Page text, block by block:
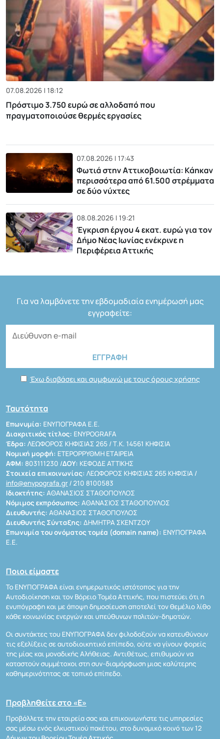
07.08.2026 | 18:12
Πρόστιμο 3.750 ευρώ σε αλλοδαπό που
πραγματοποιούσε θερμές εργασίες
07.08.2026 | 17:43
Φωτιά στην Αττικοβοιωτία: Kάηκαν
περισσότερα από 61.500 στρέμματα
σε δύο νύχτες
08.08.2026 | 19:21
Έγκριση έργου 4 εκατ. ευρώ για τον
Δήμο Νέας Ιωνίας ενέκρινε η
Περιφέρεια Αττικής
Για να λαμβάνετε την εβδομαδιαία ενημέρωσή μας
εγγραφείτε:
Έχω διαβάσει και συμφωνώ με τους όρους χρήσης
Ταυτότητα
Επωνυμία: ΕΝΥΠΟΓΡΑΦΑ Ε.Ε.
Διακριτικός τίτλος: ENYPOGRAFA
Έδρα: ΛΕΩΦΟΡΟΣ ΚΗΦΙΣΙΑΣ 265 / Τ.Κ. 14561 ΚΗΦΙΣΙΑ
Νομική μορφή: ΕΤΕΡΟΡΡΥΘΜΗ ΕΤΑΙΡΕΙΑ
ΑΦΜ: 803111230 /ΔΟΥ: ΚΕΦΟΔΕ ΑΤΤΙΚΗΣ
Στοιχεία επικοινωνίας: ΛΕΩΦΟΡΟΣ ΚΗΦΙΣΙΑΣ 265 ΚΗΦΙΣΙΑ /
info@enypografa.gr / 210 8100583
Ιδιοκτήτης: ΑΘΑΝΑΣΙΟΣ ΣΤΑΘΟΠΟΥΛΟΣ
Νόμιμος εκπρόσωπος: ΑΘΑΝΑΣΙΟΣ ΣΤΑΘΟΠΟΥΛΟΣ
Διευθυντής: ΑΘΑΝΑΣΙΟΣ ΣΤΑΘΟΠΟΥΛΟΣ
Διευθυντής Σύνταξης: ΔΗΜΗΤΡΑ ΣΚΕΝΤΖΟΥ
Επωνυμία του ονόματος τομέα (domain name): ΕΝΥΠΟΓΡΑΦΑ
Ε.Ε.
Ποιοι είμαστε
Το ΕΝΥΠΟΓΡΑΦΑ είναι ενημερωτικός ιστότοπος για την
Αυτοδιοίκηση και τον Βόρειο Τομέα Αττικής, που πιστεύει ότι η
ενυπόγραφη και με άποψη δημοσίευση αποτελεί τον θεμέλιο λίθο
κάθε κοινωνίας ενεργών και υπεύθυνων πολιτών-δημοτών.
Οι συντάκτες του ΕΝΥΠΟΓΡΑΦΑ δεν φιλοδοξούν να κατευθύνουν
τις εξελίξεις σε αυτοδιοικητικό επίπεδο, ούτε να γίνουν φορείς
της μίας και μοναδικής Αλήθειας. Αντιθέτως, επιθυμούν να
καταστούν συμμέτοχοι στη συν-διαμόρφωση μιας καλύτερης
καθημερινότητας σε τοπικό επίπεδο.
Προβληθείτε στο «Ε»
Προβάλλετε την εταιρεία σας και επικοινωνήστε τις υπηρεσίες
σας μέσω ενός ελκυστικού πακέτου, στο δυναμικό κοινό των 12